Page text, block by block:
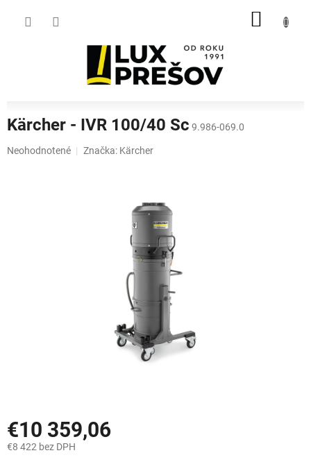
Kärcher - IVR 100/40 Sc 9.986-069.0
Priemerné
Neohodnotené Značka: Kärcher
€10 359,06
€8 422 bez DPH